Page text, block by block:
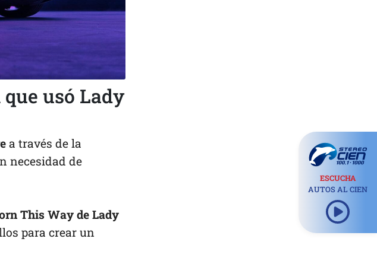
usó Lady
a través de la
necesidad de
This Way de Lady
para crear un
ESCUCHA
AUTOS AL CIEN